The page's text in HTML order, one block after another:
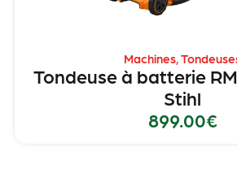
Machines,
Tondeuse à batterie
Stihl
899.00€